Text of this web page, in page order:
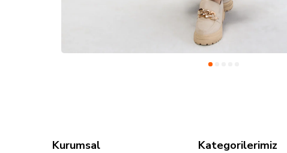
Kurumsal Kategorilerimiz